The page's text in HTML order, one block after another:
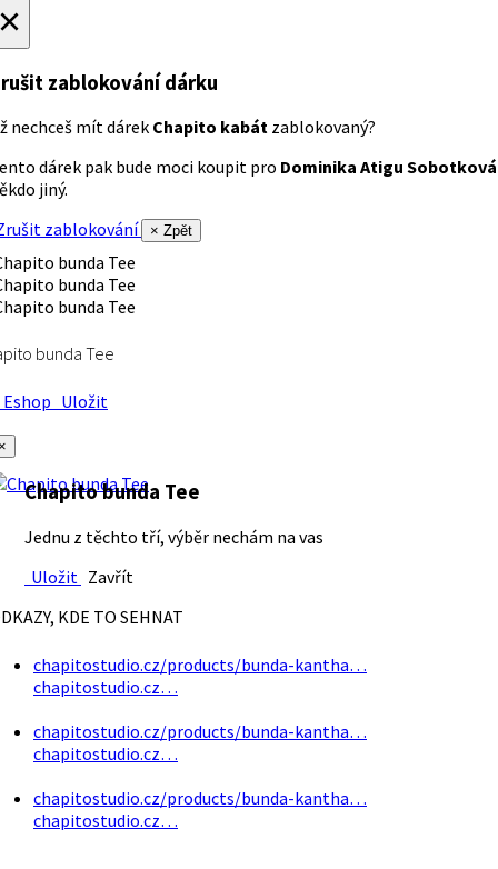
zablokování dárku
nechceš mít dárek Chapito kabát zablokovaný?
dárek pak bude moci koupit pro Dominika Atigu Sobotková
jiný.
zablokování
× Zpět
bunda Tee
Uložit
Chapito bunda Tee
Jednu z těchto tří, výběr nechám na vas
Uložit Zavřít
KDE TO SEHNAT
chapitostudio.cz/products/bunda-kantha…
chapitostudio.cz…
chapitostudio.cz/products/bunda-kantha…
chapitostudio.cz…
chapitostudio.cz/products/bunda-kantha…
chapitostudio.cz…